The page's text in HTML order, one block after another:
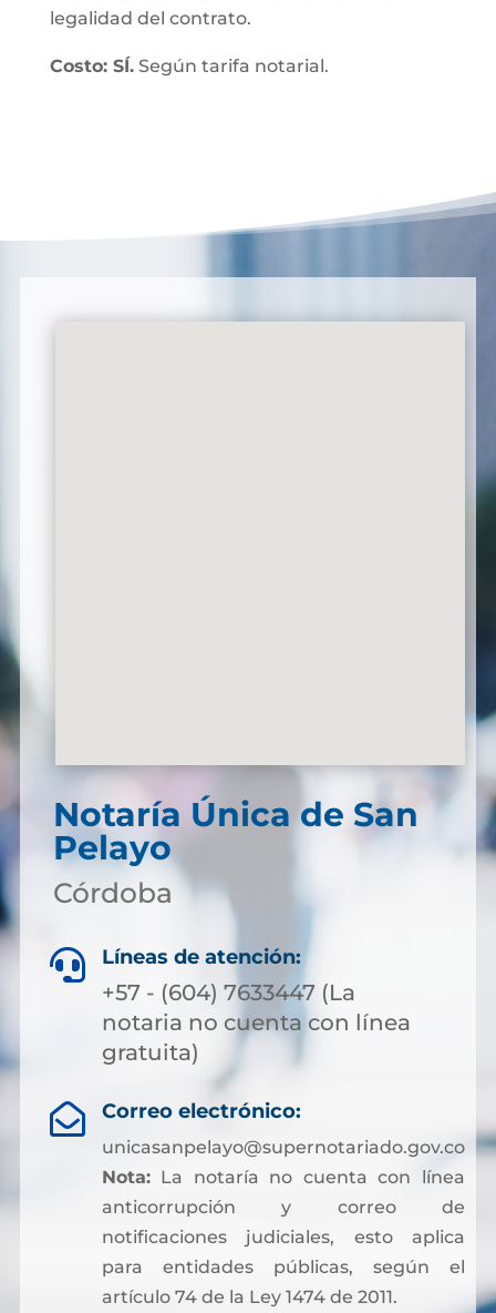
legalidad del contrato.
Costo: SÍ.Según tarifa notarial.
Notaría Única de San
Pelayo
Córdoba
 Líneas de atención:
+57 - (604) 7633447 (La
notaria no cuenta con línea
gratuita)
 Correo electrónico:
unicasanpelayo@supernotariado.gov.co
Nota:La notaría no cuenta con línea
anticorrupción y correo de
notificaciones judiciales, esto aplica
para entidades públicas, según el
artículo 74 de la Ley 1474 de 2011.